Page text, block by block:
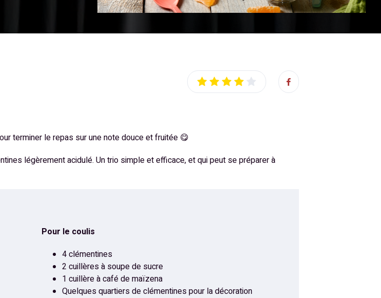
terminer le repas sur une note douce et fruitée 😋
légèrement acidulé. Un trio simple et efficace, et qui peut se préparer à
Pour le coulis
4 clémentines
2 cuillères à soupe de sucre
1 cuillère à café de maïzena
Quelques quartiers de clémentines pour la décoration